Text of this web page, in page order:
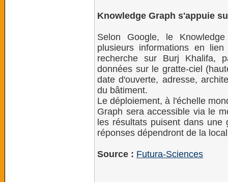
Knowledge Graph s'appuie
Selon Google, le
plusieurs informations en
recherche sur Burj Khalifa,
données sur le gratte-ciel
date d'ouverte, adresse,
du bâtiment.
Le déploiement, à l'échelle
Graph sera accessible via le
les résultats puisent dans
réponses dépendront de la
Source : Futura-Sciences